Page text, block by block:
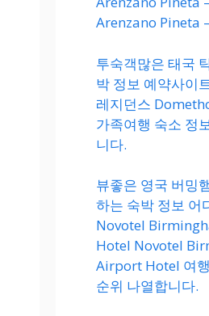
Arenzano Pineta
투숙객많은 태국
박 정보 예약사이
레지던스
가족여행 숙소 정
니다.
뷰좋은 영국 버밍
하는 숙박 정보 어
Novotel
Hotel Novotel
Airport Hotel 여
순위 나열합니다.